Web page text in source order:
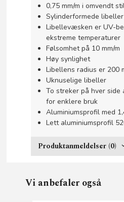
0,75 mm/m i omvendt
Sylinderformede libeller
Libellevæsken er UV-
ekstreme temperaturer
Følsomhet på 10 mm/m
Høy synlighet
Libellens radius er 200
Uknuselige libeller
To streker på hver
for enklere bruk
Aluminiumsprofil med
Lett aluminiumsprofil
Produktanmeldelser (0)
Vi anbefaler også